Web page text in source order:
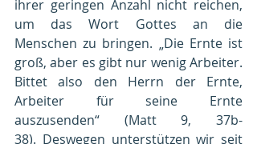
ihrer geringen Anzahl nicht reichen,
um das Wort Gottes an die
Menschen zu bringen. „Die Ernte ist
groß, aber es gibt nur wenig Arbeiter.
Bittet also den Herrn der Ernte,
Arbeiter für seine Ernte
auszusenden“ (Matt 9, 37b-
38). Deswegen unterstützen wir seit